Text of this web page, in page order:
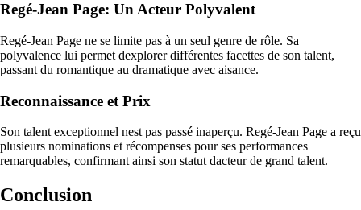
Regé-Jean Page: Un Acteur Polyvalent
Regé-Jean Page ne se limite pas à un seul genre de rôle. Sa
polyvalence lui permet dexplorer différentes facettes de son talent,
passant du romantique au dramatique avec aisance.
Reconnaissance et Prix
Son talent exceptionnel nest pas passé inaperçu. Regé-Jean Page a reçu
plusieurs nominations et récompenses pour ses performances
remarquables, confirmant ainsi son statut dacteur de grand talent.
Conclusion